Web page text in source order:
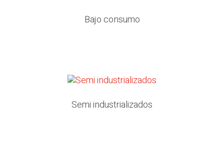
Bajo consumo
Semi industrializados